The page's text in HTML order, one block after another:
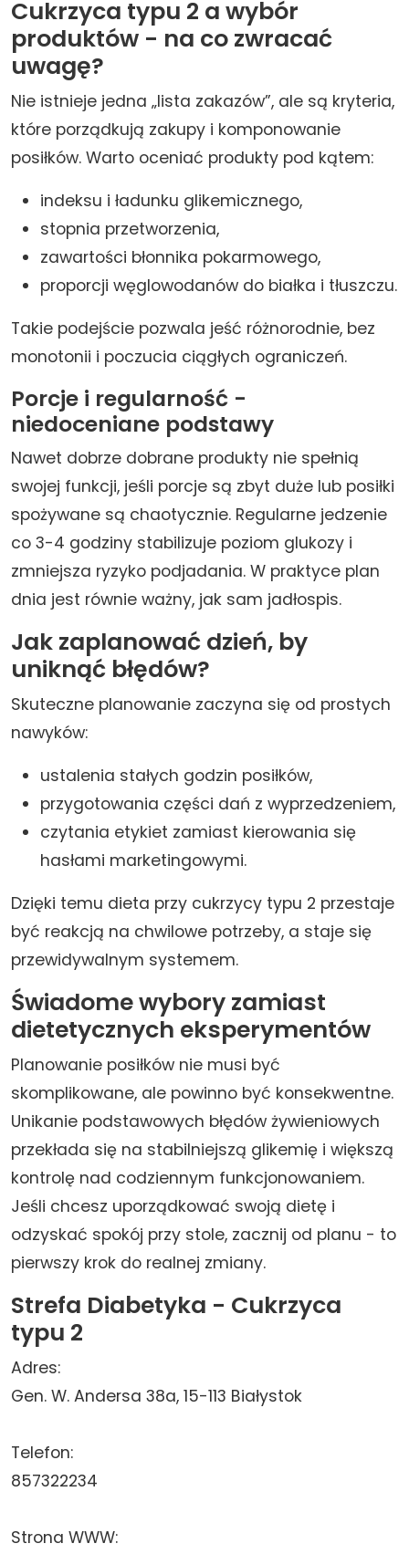
Cukrzyca typu 2 a wybór
produktów - na co zwracać
uwagę?
Nie istnieje jedna „lista zakazów”, ale są kryteria,
które porządkują zakupy i komponowanie
posiłków. Warto oceniać produkty pod kątem:
indeksu i ładunku glikemicznego,
stopnia przetworzenia,
zawartości błonnika pokarmowego,
proporcji węglowodanów do białka i tłuszczu.
Takie podejście pozwala jeść różnorodnie, bez
monotonii i poczucia ciągłych ograniczeń.
Porcje i regularność -
niedoceniane podstawy
Nawet dobrze dobrane produkty nie spełnią
swojej funkcji, jeśli porcje są zbyt duże lub posiłki
spożywane są chaotycznie. Regularne jedzenie
co 3-4 godziny stabilizuje poziom glukozy i
zmniejsza ryzyko podjadania. W praktyce plan
dnia jest równie ważny, jak sam jadłospis.
Jak zaplanować dzień, by
uniknąć błędów?
Skuteczne planowanie zaczyna się od prostych
nawyków:
ustalenia stałych godzin posiłków,
przygotowania części dań z wyprzedzeniem,
czytania etykiet zamiast kierowania się
hasłami marketingowymi.
Dzięki temu dieta przy cukrzycy typu 2 przestaje
być reakcją na chwilowe potrzeby, a staje się
przewidywalnym systemem.
Świadome wybory zamiast
dietetycznych eksperymentów
Planowanie posiłków nie musi być
skomplikowane, ale powinno być konsekwentne.
Unikanie podstawowych błędów żywieniowych
przekłada się na stabilniejszą glikemię i większą
kontrolę nad codziennym funkcjonowaniem.
Jeśli chcesz uporządkować swoją dietę i
odzyskać spokój przy stole, zacznij od planu - to
pierwszy krok do realnej zmiany.
Strefa Diabetyka - Cukrzyca
typu 2
Adres:
Gen. W. Andersa 38a, 15-113 Białystok
Telefon:
857322234
Strona WWW: